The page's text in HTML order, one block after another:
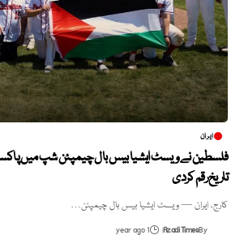
ایران
فلسطین نے ویسٹ ایشیا بیس بال چیمپئن شپ میں
تاریخ رقم کردی
کارج، ایران — ویسٹ ایشیا بیس بال چیمپئن…
By
Azadi Times
1 year ago